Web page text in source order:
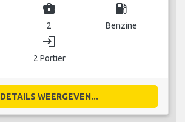
business_center
2
local_gas_station
Benzine
login
2 Portier
DETAILS WEERGEVEN...